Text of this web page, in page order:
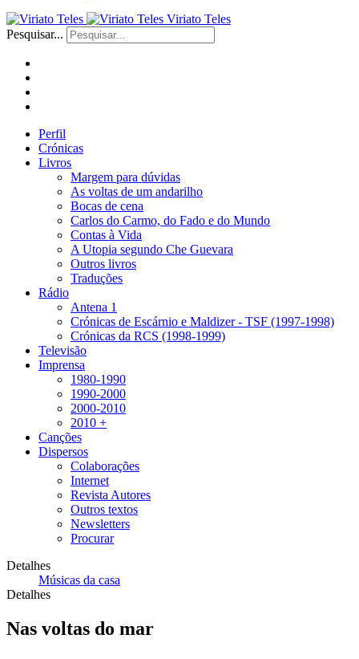
Viriato Teles
Pesquisar...
Perfil
Crónicas
Livros
Margem para dúvidas
As voltas de um andarilho
Bocas de cena
Carlos do Carmo, do Fado e do Mundo
Contas à Vida
A Utopia segundo Che Guevara
Outros livros
Traduções
Rádio
Antena 1
Crónicas de Escárnio e Maldizer - TSF (1997-1998)
Crónicas da RCS (1998-1999)
Televisão
Imprensa
1980-1990
1990-2000
2000-2010
2010 +
Canções
Dispersos
Colaborações
Internet
Revista Autores
Outros textos
Newsletters
Procurar
Detalhes
Músicas da casa
Detalhes
Nas voltas do mar